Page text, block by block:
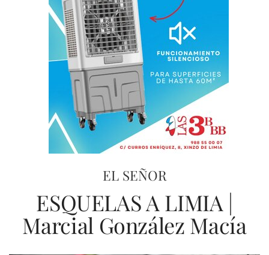
EL SEÑOR
ESQUELAS A LIMIA |
Marcial González Macía